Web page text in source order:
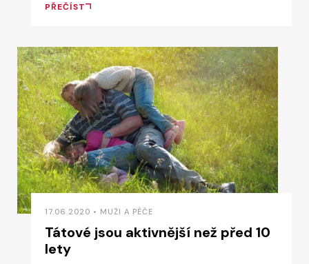
PŘEČÍST
17.06.2020 • MUŽI A PÉČE
Tátové jsou aktivnější než před 10
lety